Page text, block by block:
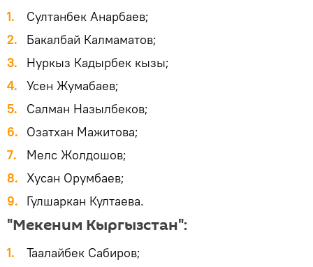
Султанбек Анарбаев;
Бакалбай Калмаматов;
Нуркыз Кадырбек кызы;
Усен Жумабаев;
Салман Назылбеков;
Озатхан Мажитова;
Мелс Жолдошов;
Хусан Орумбаев;
Гулшаркан Култаева.
"Мекеним Кыргызстан":
Таалайбек Сабиров;